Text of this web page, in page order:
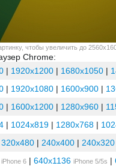
чтобы увеличить до
Chrome:
| 1920x1200 | 1680x1050 |
| 1920x1080 | 1600x900 |
| 1600x1200 | 1280x960 |
| 1024x819 | 1280x768 |
320x480 | 240x400 | 240x320
iPhone 6 | 640x1136 iPhone 5/5s |